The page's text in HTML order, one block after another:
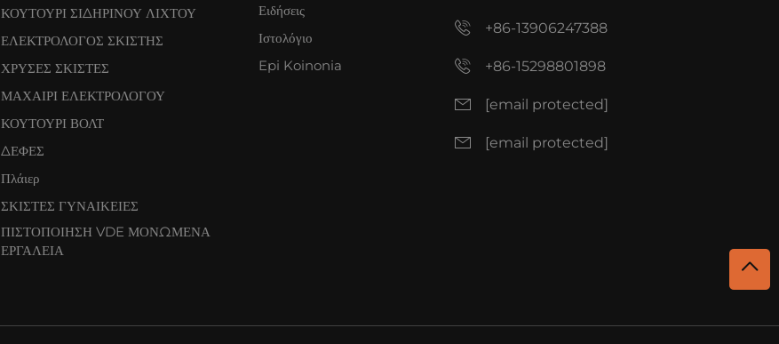
ΚΟΥΤΟΥΡΙ ΣΙΔΗΡΙΝΟΥ ΛΙΧΤΟΥ
ΕΛΕΚΤΡΟΛΟΓΟΣ ΣΚΙΣΤΗΣ
ΧΡΥΣΕΣ ΣΚΙΣΤΕΣ
ΜΑΧΑΙΡΙ ΕΛΕΚΤΡΟΛΟΓΟΥ
ΚΟΥΤΟΥΡΙ ΒΟΛΤ
ΔΕΦΕΣ
Πλάιερ
ΣΚΙΣΤΕΣ ΓΥΝΑΙΚΕΙΕΣ
ΠΙΣΤΟΠΟΙΗΣΗ VDE ΜΟΝΩΜΕΝΑ
ΕΡΓΑΛΕΙΑ
Ειδήσεις
Ιστολόγιο
Epi Koinonia
+86-13906247388
+86-15298801898
[email protected]
[email protected]